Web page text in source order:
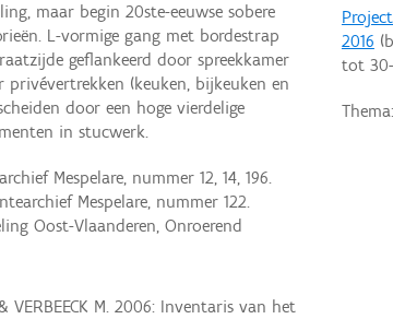
2016
tot
Thema:
maar begin 20ste-eeuwse sobere
L-vormige gang met bordestrap
geflankeerd door spreekkamer
(keuken, bijkeuken en
door een hoge vierdelige
in stucwerk.
Mespelare, nummer 12, 14, 196.
Mespelare, nummer 122.
Oost-Vlaanderen, Onroerend
VERBEECK M. 2006: Inventaris van het